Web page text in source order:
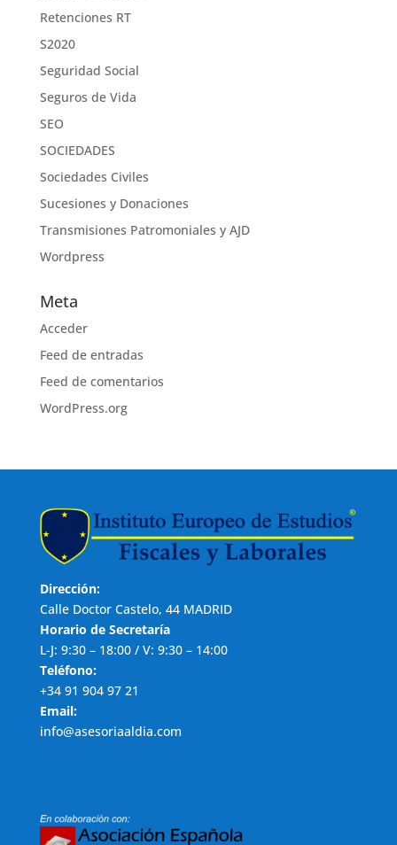
Retenciones RT
S2020
Seguridad Social
Seguros de Vida
SEO
SOCIEDADES
Sociedades Civiles
Sucesiones y Donaciones
Transmisiones Patromoniales y AJD
Wordpress
Meta
Acceder
Feed de entradas
Feed de comentarios
WordPress.org
Dirección:
Calle Doctor Castelo, 44 MADRID
Horario de Secretaría
L-J: 9:30 – 18:00 / V: 9:30 – 14:00
Teléfono:
+34 91 904 97 21
Email:
info@asesoriaaldia.com